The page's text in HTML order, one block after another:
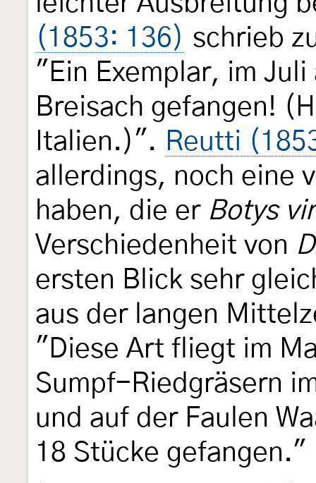
(1853: 136) schrieb
"Ein Exemplar, im
Breisach gefangen!
Italien.)". Reutti
allerdings, noch eine
haben, die er Botys
Verschiedenheit von
ersten Blick sehr
aus der langen
"Diese Art fliegt im
Sumpf-Riedgräsern
und auf der Faulen
18 Stücke gefangen."